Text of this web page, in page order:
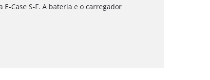
Case S-F. A bateria e o carregador